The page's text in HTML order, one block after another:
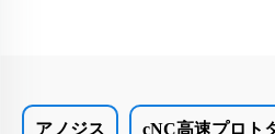
アノジス cNC高速プロト